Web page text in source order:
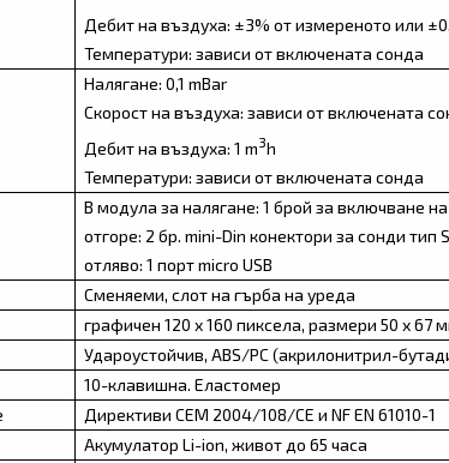
Дебит на въздуха: ±3% от измереното или
Температури: зависи от включената сонда
Налягане: 0,1 mBar
Скорост на въздуха: зависи от включената
Дебит на въздуха: 1 m3h
Температури: зависи от включената сонда
В модула за налягане: 1 брой за включване на
отгоре: 2 бр. mini-Din конектори за сонди тип
отляво: 1 порт micro USB
Сменяеми, слот на гърба на уреда
графичен 120 х 160 пиксела, размери 50 х 67
Удароустойчив, АВS/PC (акрилонитрил-
10-клавишна. Еластомер
Директиви CEM 2004/108/CE и NF EN 61010-1
Акумулатор Li-ion, живот до 65 часа